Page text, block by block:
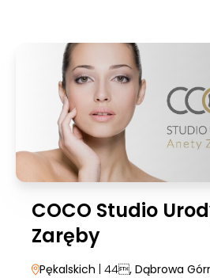
COCO Studio
Zaręby
Pękalskich | 44, Dąbrowa